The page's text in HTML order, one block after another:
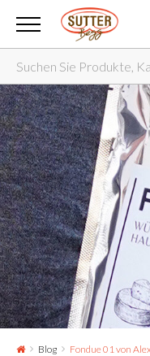
Blog Fondue 01 von